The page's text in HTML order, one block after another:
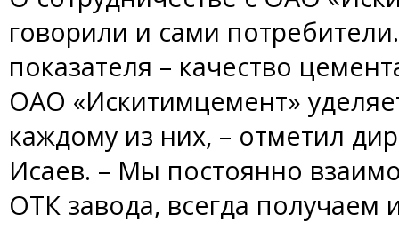
говорили и сами
показателя – качество
ОАО «Искитимцемент»
каждому из них, – отметил
Исаев. – Мы постоянно
ОТК завода, всегда